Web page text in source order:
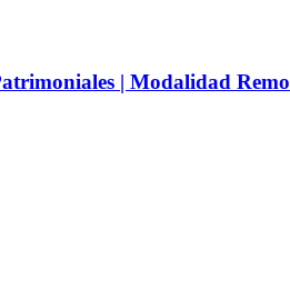
| Modalidad